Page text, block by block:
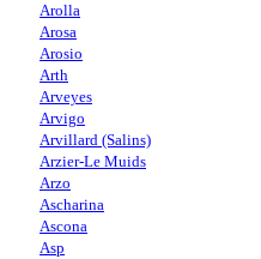
Arolla
Arosa
Arosio
Arth
Arveyes
Arvigo
Arvillard (Salins)
Arzier-Le Muids
Arzo
Ascharina
Ascona
Asp